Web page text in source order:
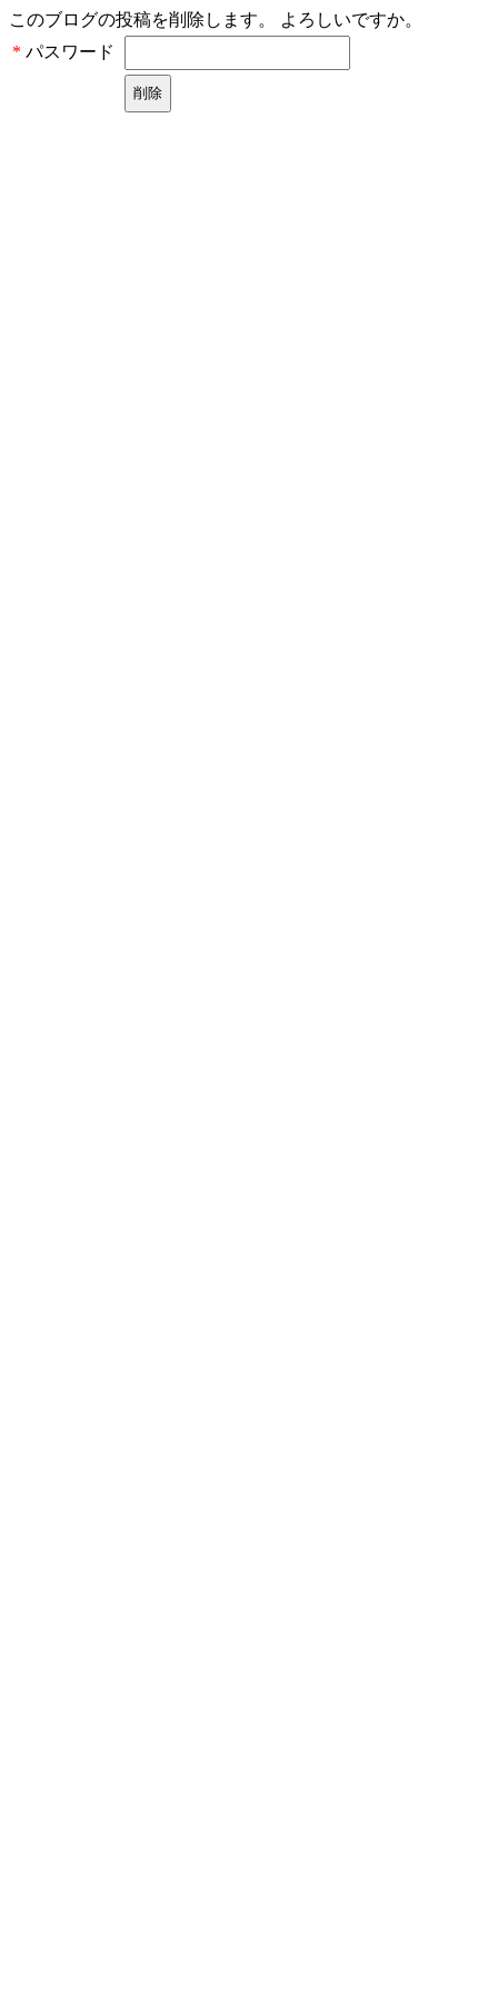
このブログの投稿を削除します。 よろしいですか。
パスワード